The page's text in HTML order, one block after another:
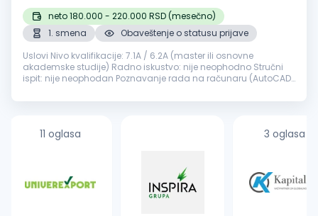
neto 180.000 - 220.000 RSD (mesečno)
1. smena
Obaveštenje o statusu prijave
Uslovi Nivo kvalifikacije: 7.1A / 6.2A (master ili osnovne
akademske studije) Radno iskustvo: nije neophodno Stručni
ispit: nije neophodan Poznavanje rada na računaru (AutoCAD i
istražnih i ek...
11 oglasa 3 oglasa